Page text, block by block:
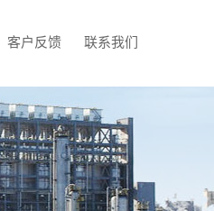
客户反馈 联系我们